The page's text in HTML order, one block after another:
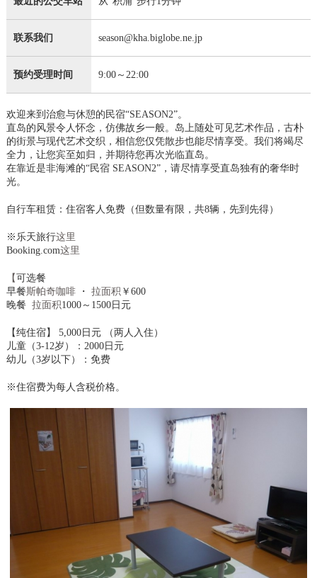
联系我们 season@kha.biglobe.ne.jp
预约受理时间 9:00～22:00
欢迎来到治愈与休憩的民宿“SEASON2”。
直岛的风景令人怀念，仿佛故乡一般。岛上随处可见艺术作品，古朴
的街景与现代艺术交织，相信您仅凭散步也能尽情享受。我们将竭尽
全力，让您宾至如归，并期待您再次光临直岛。
在靠近是非海滩的“民宿 SEASON2”，请尽情享受直岛独有的奢华时
光。
自行车租赁：住宿客人免费（但数量有限，共8辆，先到先得）
※乐天旅行这里
Booking.com这里
【可选餐
早餐斯帕奇咖啡・ 拉面积 ￥600
晚餐 拉面积1000～1500日元
【纯住宿】 5,000日元 （两人入住）
儿童（3-12岁）：2000日元
幼儿（3岁以下）：免费
※住宿费为每人含税价格。